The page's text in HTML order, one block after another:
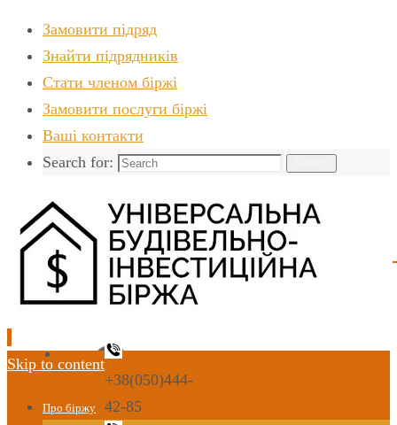
Замовити підряд
Знайти пiдрядникiв
Стати членом біржі
Замовити послуги біржі
Ваші контакти
Search for:
+38(050)444-
42-85
Skip to content
Про біржу